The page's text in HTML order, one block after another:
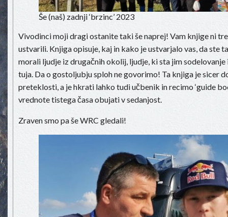
Še (naš) zadnji ‘brzinc’ 2023
Vivodinci moji dragi ostanite taki še naprej! Vam knjige ni
ustvarili. Knjiga opisuje, kaj in kako je ustvarjalo vas, da ste
morali ljudje iz drugačnih okolij, ljudje, ki sta jim
tuja. Da o gostoljubju sploh ne govorimo! Ta knjiga je sicer
preteklosti, a je hkrati lahko tudi učbenik in recimo ‘guide
vrednote tistega časa obujati v sedanjost.
Zraven smo pa še WRC gledali!